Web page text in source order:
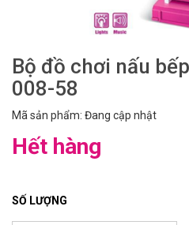
Bộ đồ chơi nấu
008-58
Mã sản phẩm: Đang cập nhật
Hết hàng
SỐ LƯỢNG